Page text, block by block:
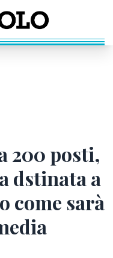
200 posti,
dstinata a
come sarà